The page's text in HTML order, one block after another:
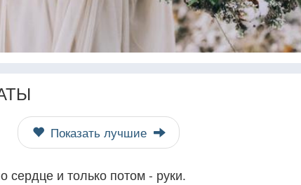
Показать лучшие
сердце и только потом - руки.